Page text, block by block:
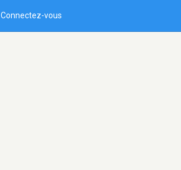
Connectez-vous